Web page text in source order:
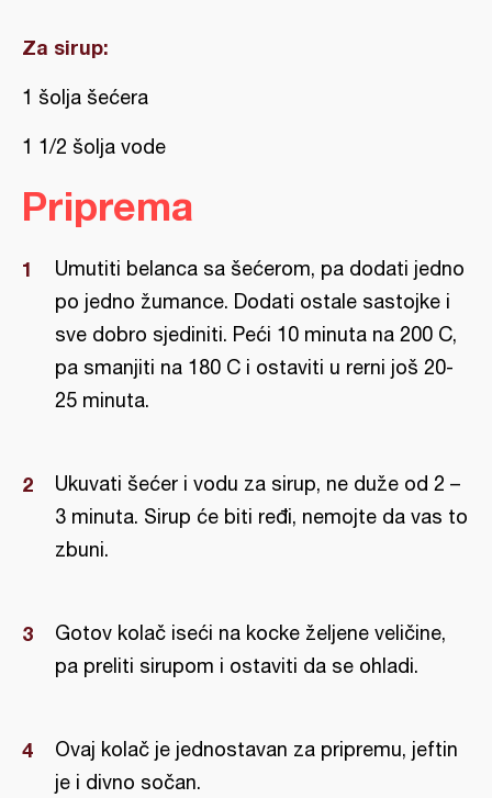
Za sirup:
1 šolja šećera
1 1/2 šolja vode
Priprema
Umutiti belanca sa šećerom, pa dodati jedno
po jedno žumance. Dodati ostale sastojke i
sve dobro sjediniti. Peći 10 minuta na 200 C,
pa smanjiti na 180 C i ostaviti u rerni još 20-
25 minuta.
Ukuvati šećer i vodu za sirup, ne duže od 2 –
3 minuta. Sirup će biti ređi, nemojte da vas to
zbuni.
Gotov kolač iseći na kocke željene veličine,
pa preliti sirupom i ostaviti da se ohladi.
Ovaj kolač je jednostavan za pripremu, jeftin
je i divno sočan.